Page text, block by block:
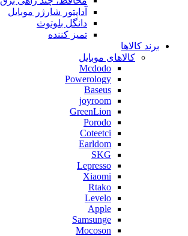
آداپتور شارژر موبایل
دانگل بلوتوث
تمیز کننده
برند کالاها
کالاهای موبایل
Mcdodo
Powerology
Baseus
joyroom
GreenLion
Porodo
Coteetci
Earldom
SKG
Lepresso
Xiaomi
Rtako
Levelo
Apple
Samsunge
Mocoson